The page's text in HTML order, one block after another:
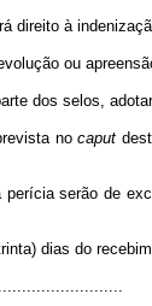
direito à
ou
dos selos,
nocaput
serão de
dias do